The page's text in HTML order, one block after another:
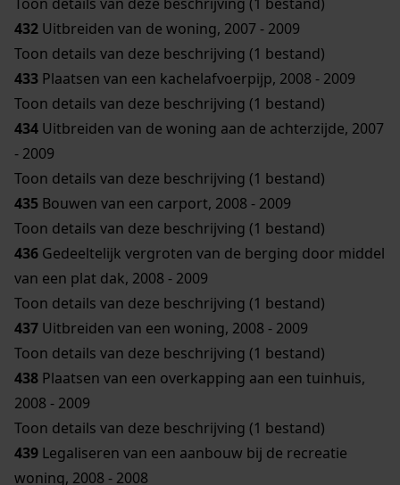
432 Uitbreiden van de woning, 2007 - 2009
Toon details van deze beschrijving (1 bestand)
433 Plaatsen van een kachelafvoerpijp, 2008 - 2009
Toon details van deze beschrijving (1 bestand)
434 Uitbreiden van de woning aan de achterzijde, 2007
- 2009
Toon details van deze beschrijving (1 bestand)
435 Bouwen van een carport, 2008 - 2009
Toon details van deze beschrijving (1 bestand)
436 Gedeeltelijk vergroten van de berging door middel
van een plat dak, 2008 - 2009
Toon details van deze beschrijving (1 bestand)
437 Uitbreiden van een woning, 2008 - 2009
Toon details van deze beschrijving (1 bestand)
438 Plaatsen van een overkapping aan een tuinhuis,
2008 - 2009
Toon details van deze beschrijving (1 bestand)
439 Legaliseren van een aanbouw bij de recreatie
woning, 2008 - 2008